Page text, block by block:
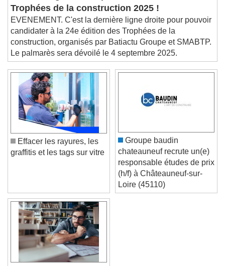
This is a modal window.
Beginning of dialog window. Escape will cancel
and close the window.
Text
Color Opacity
Text Background
Color Opacity
Caption Area Background
Color Opacity
Font Size
Text Edge Style
Font Family
Reset
Done
Dernière ligne droite pour candidater aux
Trophées de la construction 2025 !
EVENEMENT. C'est la dernière ligne droite pour pouvoir
candidater à la 24e édition des Trophées de la
construction, organisés par Batiactu Groupe et SMABTP.
Le palmarès sera dévoilé le 4 septembre 2025.
Effacer les rayures, les
Groupe baudin
chateauneuf recrute un(e)
responsable études de prix
(h/f) à Châteauneuf-sur-
Loire (45110)